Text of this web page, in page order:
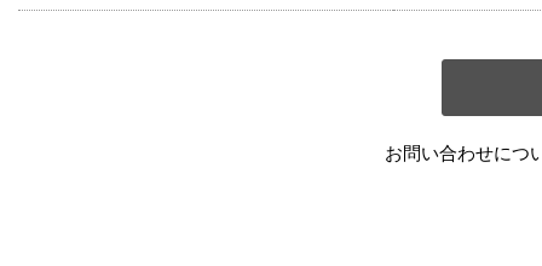
お問い合わせにつ